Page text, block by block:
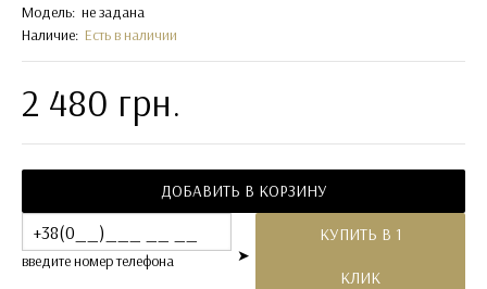
Модель: не задана
Наличие: Есть в наличии
2 480 грн.
ДОБАВИТЬ В КОРЗИНУ
введите номер телефона ➤
КУПИТЬ В 1
КЛИК